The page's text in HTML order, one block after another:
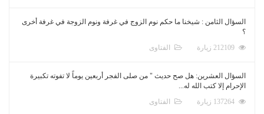
السؤال الثامن : شيخنا ما حكم نوم الزوج في غرفة ونوم الزوجة في غرفة أخرى
؟
الفتاوى
السؤال العشرين: هل صح حديث " من صلى الفجر أربعين يوماً لا تفوته تكبيرة
الإحرام إلا كتب الله له...
الفتاوى